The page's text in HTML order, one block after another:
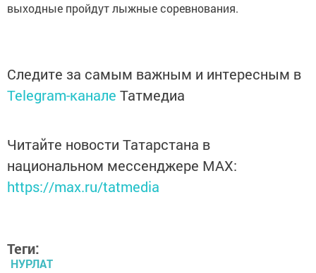
выходные пройдут лыжные соревнования.
Следите за самым важным и интересным в
Telegram-канале Татмедиа
Читайте новости Татарстана в
национальном мессенджере MАХ:
https://max.ru/tatmedia
Теги:
НУРЛАТ